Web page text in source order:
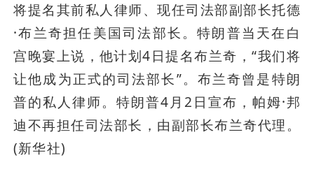
将提名其前私人律师、现任司法部副部长托德
·布兰奇担任美国司法部长。特朗普当天在白
宫晚宴上说，他计划4日提名布兰奇，“我们将
让他成为正式的司法部长”。布兰奇曾是特朗
普的私人律师。特朗普4月2日宣布，帕姆·邦
迪不再担任司法部长，由副部长布兰奇代理。
(新华社)